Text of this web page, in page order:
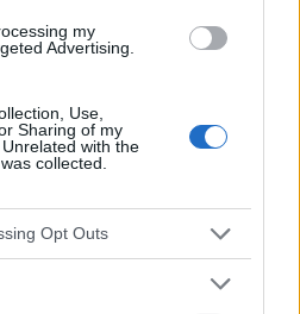
my
Advertising.
Use,
Sharing of my
with the
collected.
Opt Outs
no vacunadas o no
Actualmente no existe